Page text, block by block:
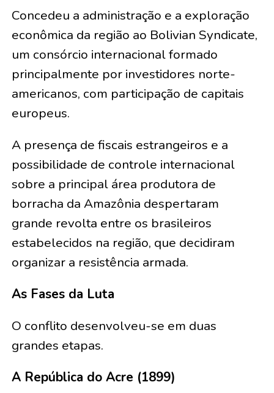
Concedeu a administração e a exploração
econômica da região ao Bolivian Syndicate,
um consórcio internacional formado
principalmente por investidores norte-
americanos, com participação de capitais
europeus.
A presença de fiscais estrangeiros e a
possibilidade de controle internacional
sobre a principal área produtora de
borracha da Amazônia despertaram
grande revolta entre os brasileiros
estabelecidos na região, que decidiram
organizar a resistência armada.
As Fases da Luta
O conflito desenvolveu-se em duas
grandes etapas.
A República do Acre (1899)